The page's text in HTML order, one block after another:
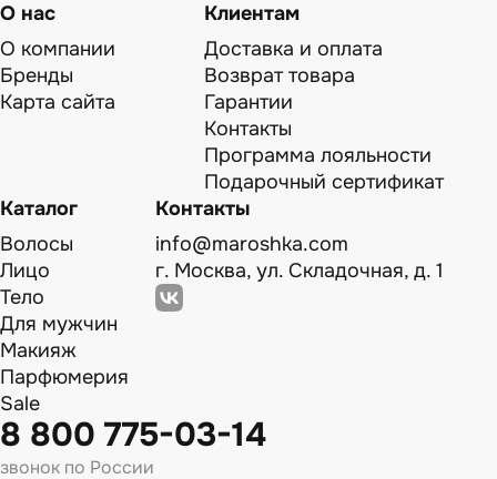
О нас
О компании
Бренды
Карта сайта
Клиентам
Доставка и оплата
Возврат товара
Гарантии
Контакты
Программа лояльности
Подарочный сертификат
Каталог
Волосы
Лицо
Тело
Для мужчин
Макияж
Парфюмерия
Sale
Контакты
info@maroshka.com
г. Москва, ул. Складочная, д. 1
8 800 775-03-14
звонок по России